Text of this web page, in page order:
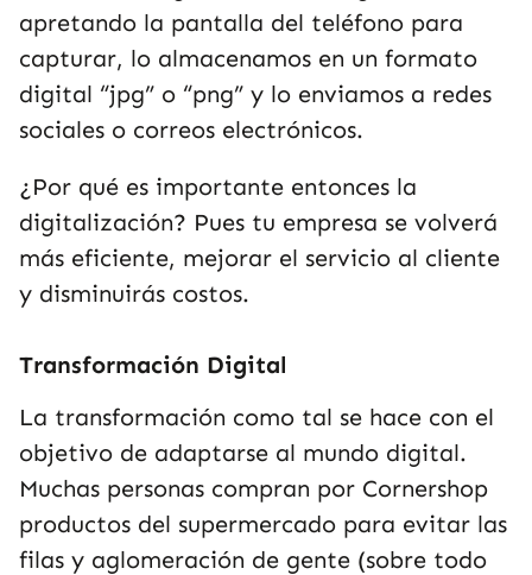
apretando la pantalla del teléfono para
capturar, lo almacenamos en un formato
digital “jpg” o “png” y lo enviamos a redes
sociales o correos electrónicos.
¿Por qué es importante entonces la
digitalización? Pues tu empresa se volverá
más eficiente, mejorar el servicio al cliente
y disminuirás costos.
Transformación Digital
La transformación como tal se hace con el
objetivo de adaptarse al mundo digital.
Muchas personas compran por Cornershop
productos del supermercado para evitar las
filas y aglomeración de gente (sobre todo